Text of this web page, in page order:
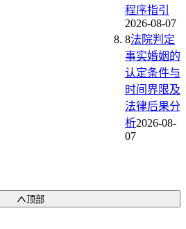
程序指引
2026-08-07
8法院判定
事实婚姻的
认定条件与
时间界限及
法律后果分
析2026-08-
07
顶部